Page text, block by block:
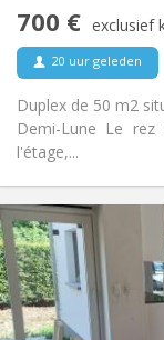
700 € exclusief
20 uur geleden
Duplex de 50 m2
Demi-Lune Le
l'étage,...